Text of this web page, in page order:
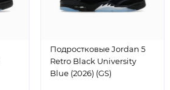
Подростковые Jordan 5
Retro Black University
Blue (2026) (GS)